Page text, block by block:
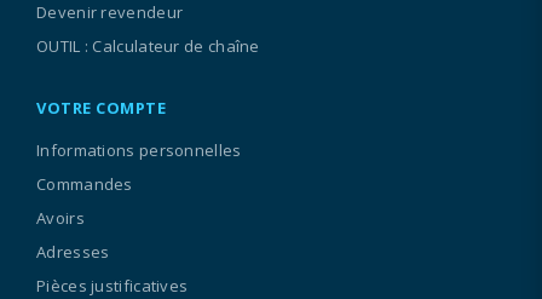
Devenir revendeur
OUTIL : Calculateur de chaîne
VOTRE COMPTE
Informations personnelles
Commandes
Avoirs
Adresses
Pièces justificatives